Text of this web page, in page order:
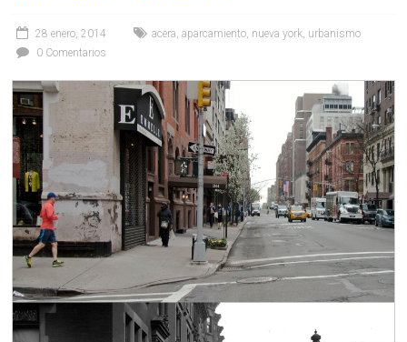
28 enero, 2014 acera,aparcamiento, nueva york, urbanismo
0 Comentarios